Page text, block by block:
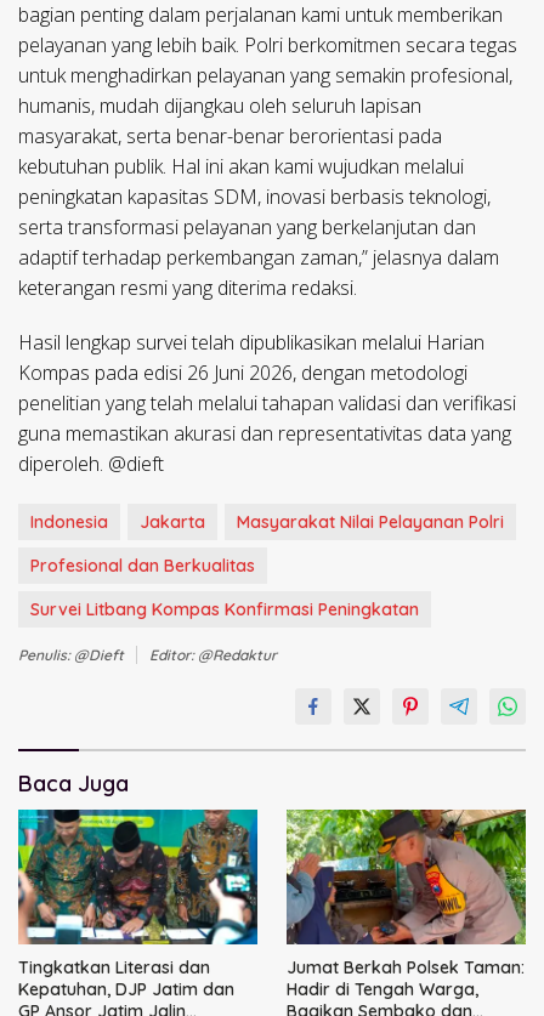
bagian penting dalam perjalanan kami untuk memberikan
pelayanan yang lebih baik. Polri berkomitmen secara tegas
untuk menghadirkan pelayanan yang semakin profesional,
humanis, mudah dijangkau oleh seluruh lapisan
masyarakat, serta benar-benar berorientasi pada
kebutuhan publik. Hal ini akan kami wujudkan melalui
peningkatan kapasitas SDM, inovasi berbasis teknologi,
serta transformasi pelayanan yang berkelanjutan dan
adaptif terhadap perkembangan zaman,” jelasnya dalam
keterangan resmi yang diterima redaksi.
Hasil lengkap survei telah dipublikasikan melalui Harian
Kompas pada edisi 26 Juni 2026, dengan metodologi
penelitian yang telah melalui tahapan validasi dan verifikasi
guna memastikan akurasi dan representativitas data yang
diperoleh. @dieft
Indonesia Jakarta
Masyarakat Nilai Pelayanan Polri
Profesional dan Berkualitas
Survei Litbang Kompas Konfirmasi Peningkatan
Penulis: @dieft Editor: @redaktur
Baca Juga
Tingkatkan Literasi dan
Kepatuhan, DJP Jatim dan
GP Ansor Jatim Jalin
Jumat Berkah Polsek Taman:
Hadir di Tengah Warga,
Bagikan Sembako dan